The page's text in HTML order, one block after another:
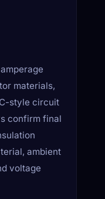
materials,
style circuit
confirm final
ambient
voltage